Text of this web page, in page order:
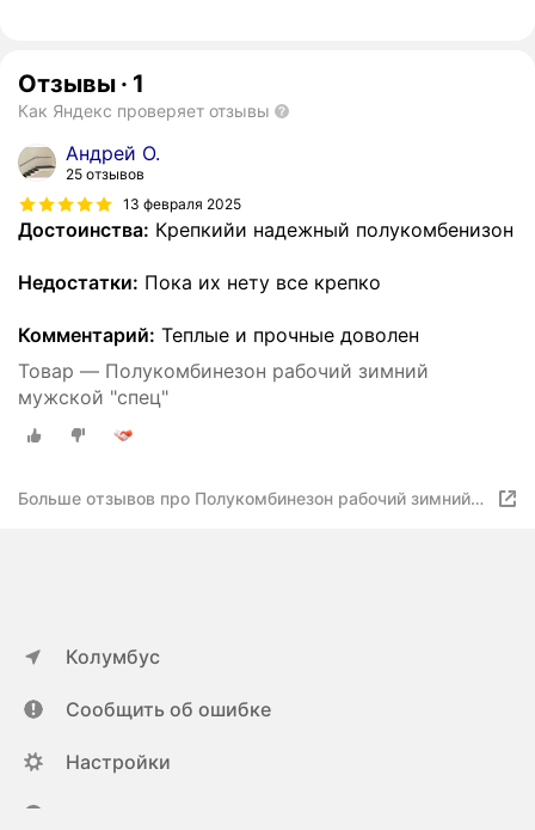
Отзывы · 1
Как Яндекс проверяет отзывы
Андрей О.
25 отзывов
13 февраля 2025
Достоинства: Крепкийи надежный полукомбенизон
Недостатки: Пока их нету все крепко
Комментарий: Теплые и прочные доволен
Товар — Полукомбинезон рабочий зимний
мужской "спец"
Больше отзывов про Полукомбинезон рабочий зимний
Колумбус
Сообщить об ошибке
Настройки